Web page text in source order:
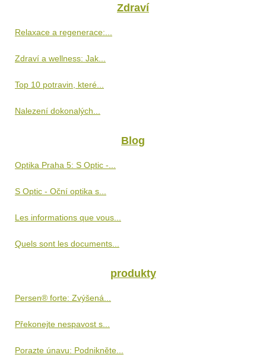
Zdraví
Relaxace a regenerace:...
Zdraví a wellness: Jak...
Top 10 potravin, které...
Nalezení dokonalých...
Blog
Optika Praha 5: S Optic -...
S Optic - Oční optika s...
Les informations que vous...
Quels sont les documents...
produkty
Persen® forte: Zvýšená...
Překonejte nespavost s...
Porazte únavu: Podnikněte...